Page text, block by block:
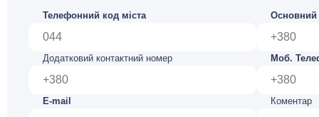
Телефонний код міста Основний
Додатковий контактний номер Моб.
E-mail Коментар